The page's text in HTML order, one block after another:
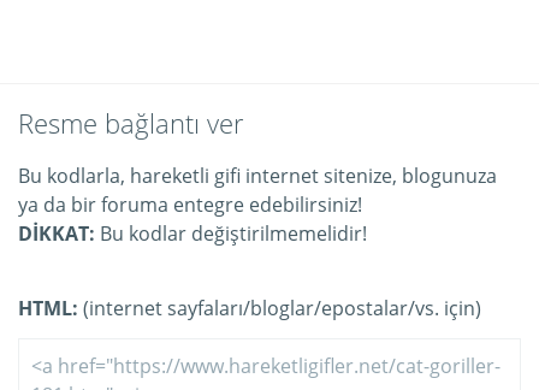
Resme bağlantı ver
Bu kodlarla, hareketli gifi internet sitenize, blogunuza
ya da bir foruma entegre edebilirsiniz!
DİKKAT: Bu kodlar değiştirilmemelidir!
HTML: (internet sayfaları/bloglar/epostalar/vs. için)